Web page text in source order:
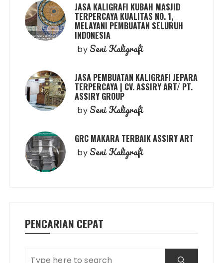
JASA KALIGRAFI KUBAH MASJID
TERPERCAYA KUALITAS NO. 1,
MELAYANI PEMBUATAN SELURUH
INDONESIA
by Seni Kaligrafi
JASA PEMBUATAN KALIGRAFI JEPARA
TERPERCAYA | CV. ASSIRY ART/ PT.
ASSIRY GROUP
by Seni Kaligrafi
GRC MAKARA TERBAIK ASSIRY ART
by Seni Kaligrafi
PENCARIAN CEPAT